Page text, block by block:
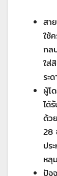
สา
ใช้
กล
ใส่
ระ
ผู้โ
ได้
ด้ว
28
ปร
หลุ
ปัจ